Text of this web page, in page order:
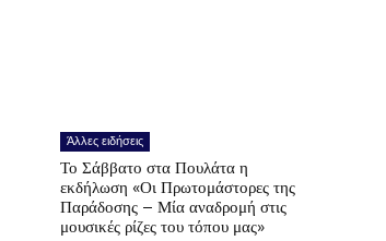
Άλλες ειδήσεις
Το Σάββατο στα Πουλάτα η
εκδήλωση «Οι Πρωτομάστορες της
Παράδοσης – Μία αναδρομή στις
μουσικές ρίζες του τόπου μας»